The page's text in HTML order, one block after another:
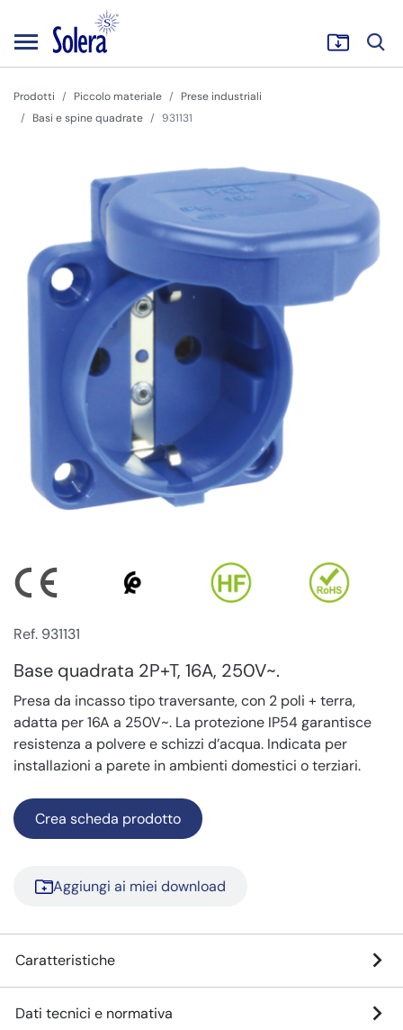
Prodotti Piccolo materiale
Prese industriali
Basi e spine quadrate
931131
Ref. 931131
Base quadrata 2P+T, 16A, 250V~.
Presa da incasso tipo traversante, con 2 poli + terra,
adatta per 16A a 250V~. La protezione IP54 garantisce
resistenza a polvere e schizzi d’acqua. Indicata per
installazioni a parete in ambienti domestici o terziari.
Crea scheda prodotto
Aggiungi ai miei download
Caratteristiche
Dati tecnici e normativa